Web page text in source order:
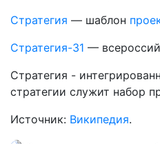
Стратегия — шаблон
Стратегия-31 —
Стратегия -
стратегии служит набор
Источник: Википедия.